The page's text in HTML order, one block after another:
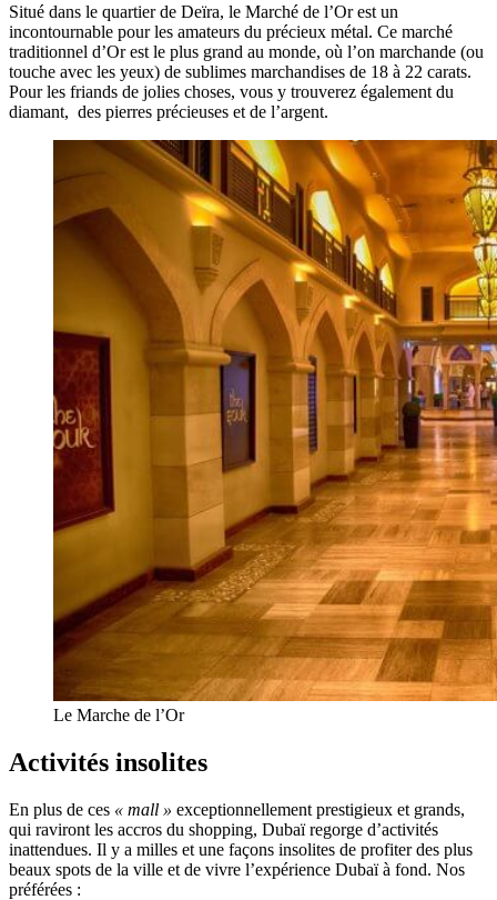
Situé dans le quartier de Deïra, le Marché de l’Or est un
incontournable pour les amateurs du précieux métal. Ce marché
traditionnel d’Or est le plus grand au monde, où l’on marchande (ou
touche avec les yeux) de sublimes marchandises de 18 à 22 carats.
Pour les friands de jolies choses, vous y trouverez également du
diamant, des pierres précieuses et de l’argent.
Le Marche de l’Or
Activités insolites
En plus de ces « mall » exceptionnellement prestigieux et grands,
qui raviront les accros du shopping, Dubaï regorge d’activités
inattendues. Il y a milles et une façons insolites de profiter des plus
beaux spots de la ville et de vivre l’expérience Dubaï à fond. Nos
préférées :